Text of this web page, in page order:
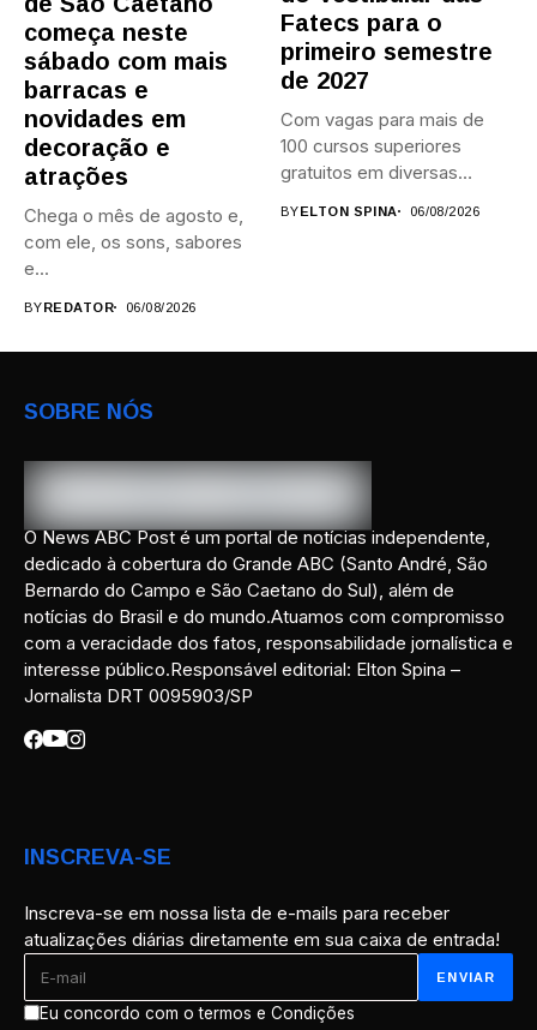
começa neste
sábado com mais
barracas e
novidades em
decoração e
atrações
Chega o mês de agosto e,
com ele, os sons, sabores
e...
BYREDATOR 06/08/2026
Fatecs para o
primeiro semestre
de 2027
Com vagas para mais de
100 cursos superiores
gratuitos em diversas
BYELTON SPINA 06/08/2026
SOBRE NÓS
O News ABC Post é um portal de notícias independente,
dedicado à cobertura do Grande ABC (Santo André, São
Bernardo do Campo e São Caetano do Sul), além de
notícias do Brasil e do mundo.Atuamos com compromisso
com a veracidade dos fatos, responsabilidade jornalística e
interesse público.Responsável editorial: Elton Spina –
Jornalista DRT 0095903/SP
INSCREVA-SE
Inscreva-se em nossa lista de e-mails para receber
atualizações diárias diretamente em sua caixa de entrada!
Eu concordo com o termos e Condições